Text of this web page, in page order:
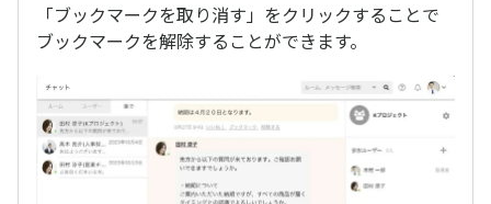
「ブックマークを取り消す」をクリックすることで
ブックマークを解除することができます。